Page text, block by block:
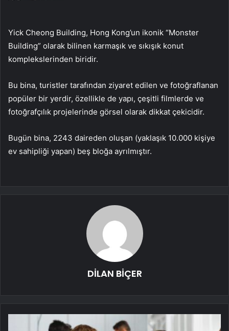
Yick Cheong Building, Hong Kong’un ikonik “Monster
Building” olarak bilinen karmaşık ve sıkışık konut
komplekslerinden biridir.
Bu bina, turistler tarafından ziyaret edilen ve fotoğraflanan
popüler bir yerdir, özellikle de yapı, çeşitli filmlerde ve
fotoğrafçılık projelerinde görsel olarak dikkat çekicidir.
Bugün bina, 2243 daireden oluşan (yaklaşık 10.000 kişiye
ev sahipliği yapan) beş bloğa ayrılmıştır.
DİLAN BİÇER